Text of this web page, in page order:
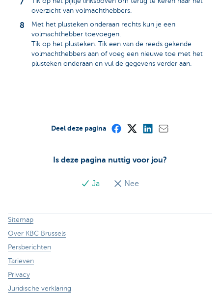
overzicht van volmachthebbers.
Met het plusteken onderaan rechts kun je een
volmachthebber toevoegen.
Tik op het plusteken. Tik een van de reeds gekende
volmachthebbers aan of voeg een nieuwe toe met het
plusteken onderaan en vul de gegevens verder aan.
Is deze pagina nuttig voor jou?
Ja Nee
Deel deze pagina
Sitemap
Over KBC Brussels
Persberichten
Tarieven
Privacy
Juridische verklaring